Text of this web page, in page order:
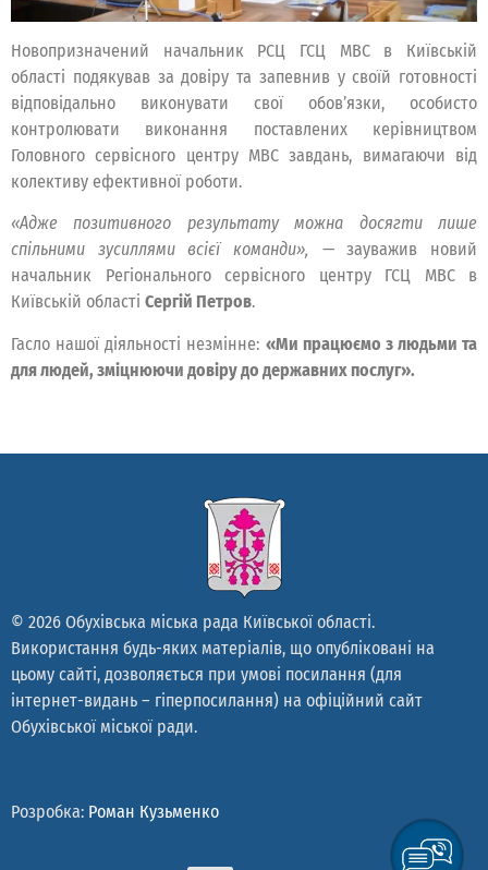
Новопризначений начальник РСЦ ГСЦ МВС в Київській
області подякував за довіру та запевнив у своїй готовності
відповідально виконувати свої обов’язки, особисто
контролювати виконання поставлених керівництвом
Головного сервісного центру МВС завдань, вимагаючи від
колективу ефективної роботи.
«Адже позитивного результату можна досягти лише
спільними зусиллями всієї команди», — зауважив новий
начальник Регіонального сервісного центру ГСЦ МВС в
Київській області Сергій Петров.
Гасло нашої діяльності незмінне: «Ми працюємо з людьми та
для людей, зміцнюючи довіру до державних послуг».
© 2026 Обухівська міська рада Київської області.
Використання будь-яких матеріалів, що опубліковані на
цьому сайті, дозволяється при умові посилання (для
інтернет-видань – гіперпосилання) на офіційний сайт
Обухівської міської ради.
Розробка: Роман Кузьменко